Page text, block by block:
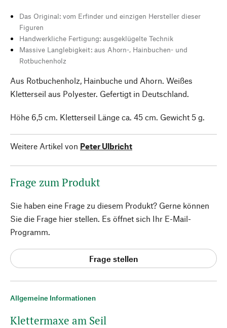
Allgemeine Informationen
Klettermaxe am Seil
Das Original: vom Erfinder und einzigen Hersteller dieser
Figuren
Handwerkliche Fertigung: ausgeklügelte Technik
Massive Langlebigkeit: aus Ahorn-, Hainbuchen- und
Rotbuchenholz
Aus Rotbuchenholz, Hainbuche und Ahorn. Weißes
Kletterseil aus Polyester. Gefertigt in Deutschland.
Höhe 6,5 cm. Kletterseil Länge ca. 45 cm. Gewicht 5 g.
Weitere Artikel von Peter Ulbricht
Frage zum Produkt
Sie haben eine Frage zu diesem Produkt? Gerne können
Sie die Frage hier stellen. Es öffnet sich Ihr E-Mail-
Programm.
Frage stellen